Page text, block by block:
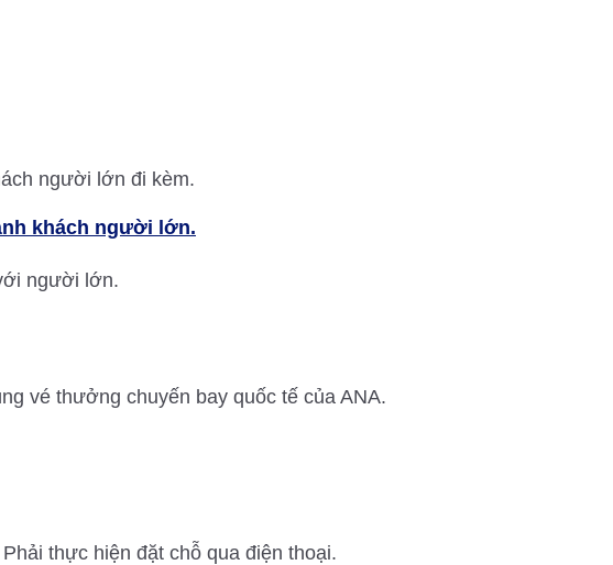
người lớn đi kèm.
khách người lớn.
người lớn.
vé thưởng chuyến bay quốc tế của ANA.
thực hiện đặt chỗ qua điện thoại.